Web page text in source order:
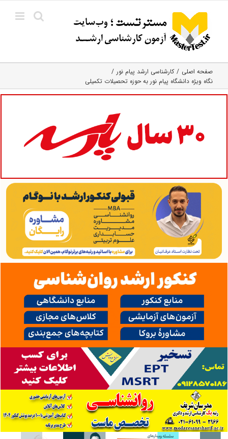
content
صفحه اصلی
کارشناسی ارشد پیام نور
نگاه ویژه دانشگاه پیام نور به حوزه تحصیلات تکمیلی